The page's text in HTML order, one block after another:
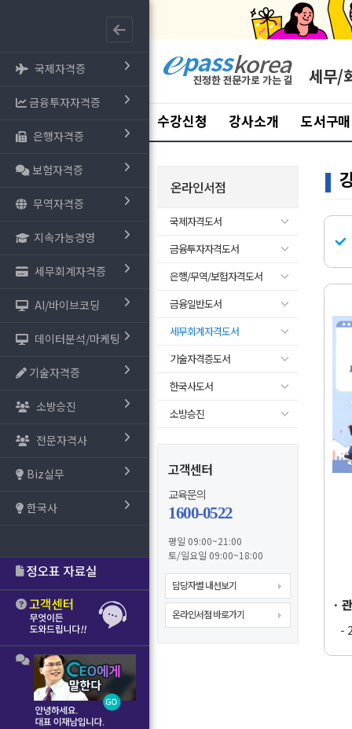
국제자격증
금융투자자격증
은행자격증
보험자격증
무역자격증
지속가능경영
세무회계자격증
AI/바이브코딩
데이터분석/마케팅
기술자격증
소방승진
전문자격사
Biz실무
한국사
세무/
수강신청 강사소개 도서구매
온라인서점
국제자격도서
금융투자자격도서
은행/무역/보험자격도서
금융일반도서
세무회계자격도서
기술자격증도서
한국사도서
소방승진
고객센터
교육문의
1600-0522
평일 09:00~21:00
토/일요일 09:00~18:00
담당자별 내선보기
온라인서점 바로가기
·
-